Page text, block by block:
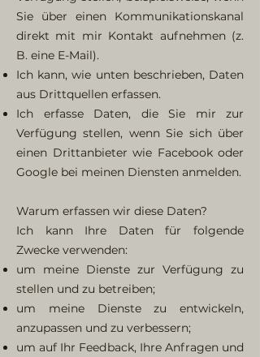
Sie über einen Kommunikationskanal
direkt mit mir Kontakt aufnehmen (z.
B. eine E-Mail).
Ich kann, wie unten beschrieben, Daten
aus Drittquellen erfassen.
Ich erfasse Daten, die Sie mir zur
Verfügung stellen, wenn Sie sich über
einen Drittanbieter wie Facebook oder
Google bei meinen Diensten anmelden.
Warum erfassen wir diese Daten?
Ich kann Ihre Daten für folgende
Zwecke verwenden:
um meine Dienste zur Verfügung zu
stellen und zu betreiben;
um meine Dienste zu entwickeln,
anzupassen und zu verbessern;
um auf Ihr Feedback, Ihre Anfragen und